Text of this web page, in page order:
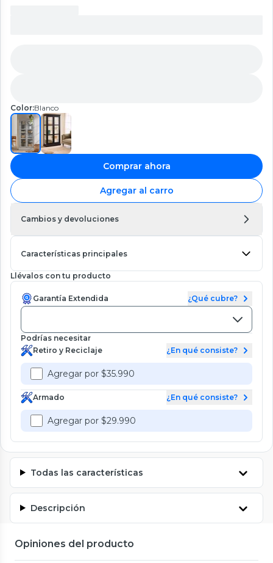
Color:Blanco
Comprar ahora
Agregar al carro
Cambios y devoluciones
Características principales
Llévalos con tu producto
Garantía Extendida ¿Qué cubre?
Podrías necesitar
Retiro y Reciclaje
¿En qué consiste?
Agregar por $35.990
Armado ¿En qué consiste?
Agregar por $29.990
Todas las características
Descripción
Opiniones del producto